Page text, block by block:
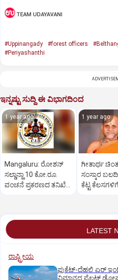
TEAM UDAYAVANI
#Uppinangady #forest officers
#Periyashanthi
ಇನ್ನಷ್ಟು ಸುದ್ದಿ ಈ ವಿಭಾಗದಿಂದ
1 year ago
Mangaluru: ರೋಶನ್‌
ಸಲ್ಡಾನ್ಹಾ 10 ಕೋ.ರೂ.
ವಂಚನೆ ಪ್ರಕರಣದ ತನಿಖೆ
1 year ago
ಗೀತಾರ್ಥ
ಸಂಸ್ಕಾರ
ಕೆಟ್ಟ
LATEST
ರಾಷ್ಟ್ರೀಯ
ಫುಕೆಟ್‌-ದೆಹಲಿ ಏರ್‌
ವಿಮಾನದ ಪೈಲಟ್‌